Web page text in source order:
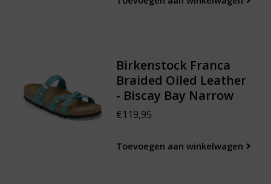
Birkenstock Franca
Braided Oiled Leather
- Biscay Bay Narrow
€119,95
Toevoegen aan winkelwagen